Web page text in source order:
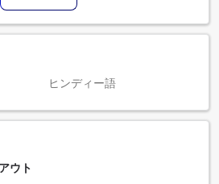
ヒンディー語
ウト